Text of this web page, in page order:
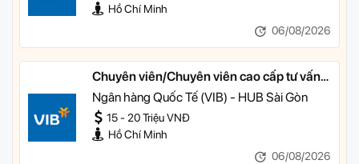
Hồ Chí Minh
06/08/2026
Chuyên viên/Chuyên viên cao cấp tư vấn
tài chính cá nhân
Ngân hàng Quốc Tế (VIB) - HUB Sài Gòn
15 - 20 Triệu VNĐ
Hồ Chí Minh
06/08/2026